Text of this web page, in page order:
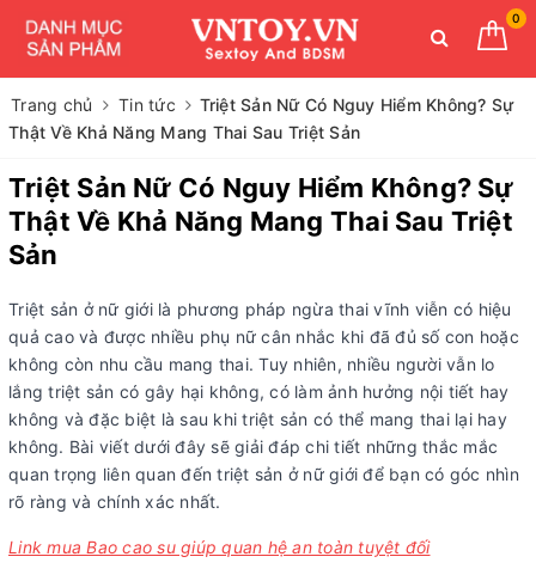
0
Trang chủ Tin tức
Triệt Sản Nữ Có Nguy Hiểm Không? Sự
Thật Về Khả Năng Mang Thai Sau Triệt Sản
Triệt Sản Nữ Có Nguy Hiểm Không? Sự
Thật Về Khả Năng Mang Thai Sau Triệt
Sản
Triệt sản ở nữ giới là phương pháp ngừa thai vĩnh viễn có hiệu
quả cao và được nhiều phụ nữ cân nhắc khi đã đủ số con hoặc
không còn nhu cầu mang thai. Tuy nhiên, nhiều người vẫn lo
lắng triệt sản có gây hại không, có làm ảnh hưởng nội tiết hay
không và đặc biệt là sau khi triệt sản có thể mang thai lại hay
không. Bài viết dưới đây sẽ giải đáp chi tiết những thắc mắc
quan trọng liên quan đến triệt sản ở nữ giới để bạn có góc nhìn
rõ ràng và chính xác nhất.
Link mua Bao cao su giúp quan hệ an toàn tuyệt đối